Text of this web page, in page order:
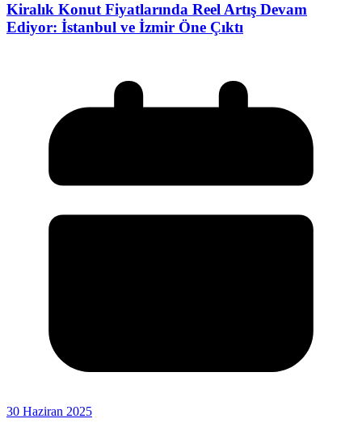
Kiralık Konut Fiyatlarında Reel Artış Devam
Ediyor: İstanbul ve İzmir Öne Çıktı
30 Haziran 2025